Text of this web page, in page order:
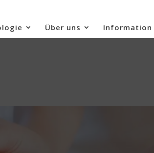
Über uns Information